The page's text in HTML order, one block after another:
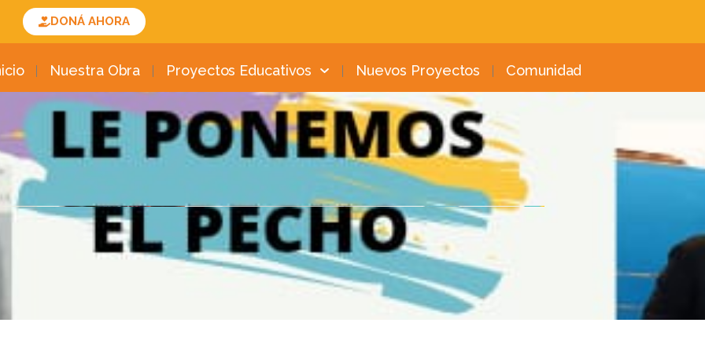
DONÁ AHORA
Nuestra Obra Proyectos Educativos Nuevos Proyectos Comunidad